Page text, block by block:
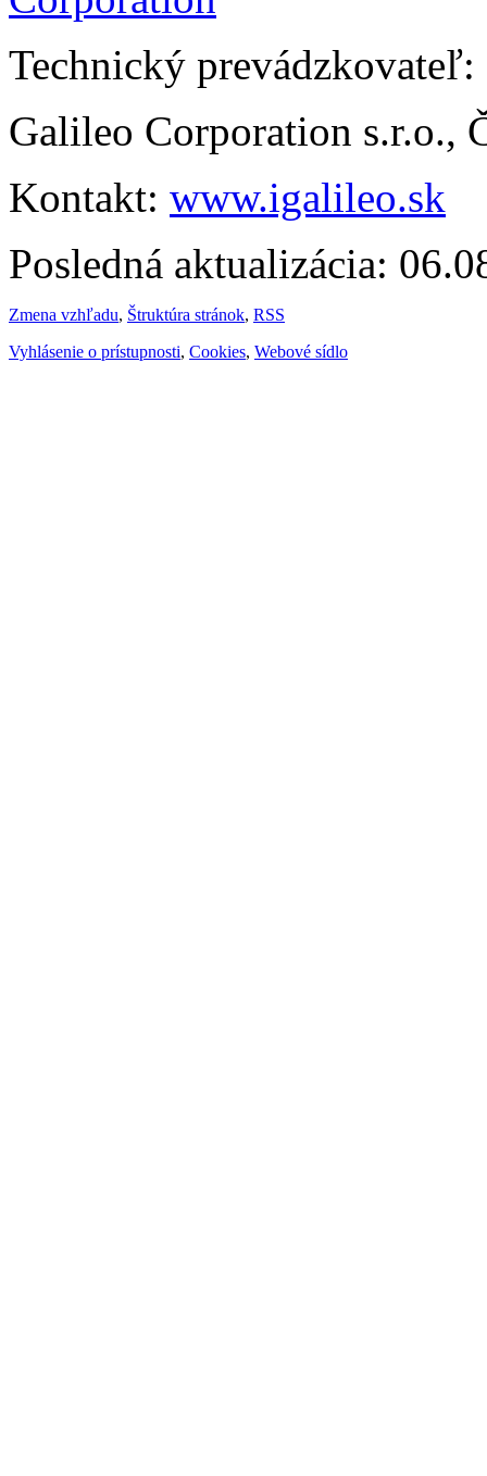
Technický prevádzkovateľ:
Galileo Corporation s.r.o.,
Kontakt: www.igalileo.sk
Posledná aktualizácia:
Zmena vzhľadu, Štruktúra stránok, RSS
Vyhlásenie o prístupnosti, Cookies, Webové sídlo